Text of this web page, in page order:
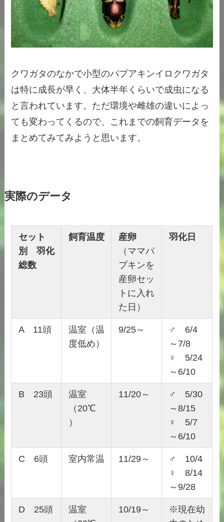
クワガタのなかで小型のパプアキンイロクワガタ
は特に成長が早く、大体半年くらいで成虫になる
と言われています。ただ環境や雌雄の違いによっ
ても変わってくるので、これまでの飼育データを
まとめてみてみようと思います。
実際のデータ
セット
別 羽化
総数
飼育温度
産卵
（ママパ
プキンを
産卵セッ
トに入れ
た日）
羽化日
A 11頭
温室（温
度低め）
9/25～
♂ 6/4
～7/8
♀ 5/24
～6/10
B 23頭
温室
（20℃
）
11/20～
♂ 5/30
～8/15
♀ 5/7
～6/10
C 6頭 室内常温 11/29～
♂ 10/4
♀ 8/14
～9/28
D 25頭
温室
10/19～
※現在幼